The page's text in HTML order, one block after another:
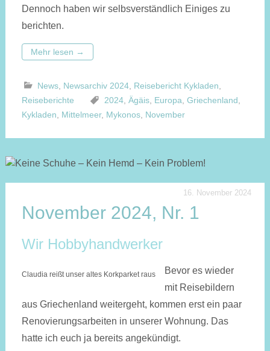
Dennoch haben wir selbsverständlich Einiges zu
berichten.
Mehr lesen →
News, Newsarchiv 2024, Reisebericht Kykladen,
Reiseberichte
2024, Ägäis, Europa, Griechenland,
Kykladen, Mittelmeer, Mykonos, November
16. November 2024
November 2024, Nr. 1
Wir Hobbyhandwerker
Claudia reißt unser altes Korkparket raus
Bevor es wieder
mit Reise­bildern
aus Griechen­land weitergeht, kommen erst ein paar
Renovierungs­arbeiten in unserer Wohnung. Das
hatte ich euch ja bereits angekündigt.